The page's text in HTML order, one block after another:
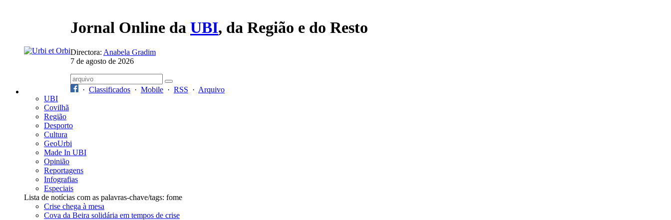
Jornal Online da UBI, da Região e do Resto
Directora: Anabela Gradim
7 de agosto de 2026
· Classificados · Mobile · RSS · Arquivo
UBI
Covilhã
Região
Desporto
Cultura
GeoUrbi
Made In UBI
Opinião
Reportagens
Infografias
Especiais
Lista de notícias com as palavras-chave/tags: fome
Crise chega à mesa
Cova da Beira solidária em tempos de crise